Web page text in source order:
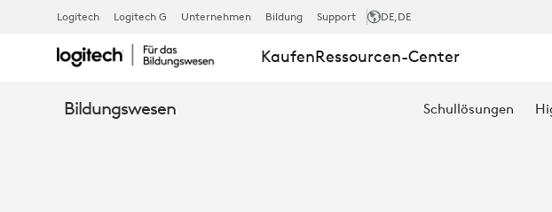
SOLUTIONS
FOR
Logitech Logitech G Unternehmen Bildung Support DE,DE
KaufenRessourcen-Center
Bildungswesen Schullösungen